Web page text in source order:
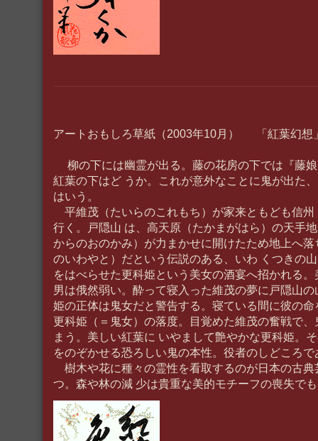
アートおもしろ草紙（2003年10月） 「紅葉幻想
柳の下には幽霊が出る。藤の花房の下では『藤
紅葉の下はど うか。これが意外なことに鬼が出た
はいう。
平維茂（たいらのこれもち）が家来ともども信州
行く。戸隠山 は、高天原（たかまがはら）の天手
からのおのかみ）が力まかせに開けたため地上へ
のいわやと）だという伝説のある、いわ くつきの
をはべらせた更科姫という美女の酒宴へ招かれる
男は俄然弱い。酔って寝入った維茂の夢に戸隠山
姫の正体は鬼女だと警告する。寝ている間に彼の
更科姫（＝鬼女）の落度。目覚めた維茂の奮戦で
まう。美しい紅葉に いやまして艶やかな更科姫。
をのぞかせる恐ろしい鬼の本性。役者のしどころで
樹木や花に種々の霊性を看取するのが日本の古典
つ。森や林の減 少は貴重な美的モチーフの喪失で